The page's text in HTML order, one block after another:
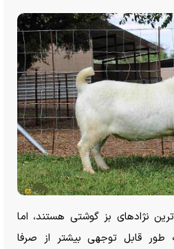
نژاد‌های بز گوشتی هستند، اما
طور قابل توجهی بیشتر از صرفا